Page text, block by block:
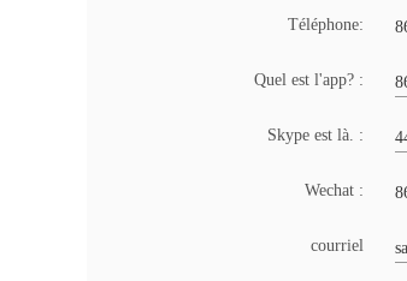
Téléphone:
Quel est l'app? :
Skype est là. :
Wechat :
courriel